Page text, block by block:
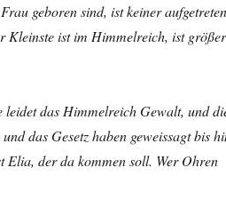
geboren sind, ist keiner
Kleinste ist im Himmelreich, ist größer
leidet das Himmelreich Gewalt, und
das Gesetz haben geweissagt bis
Elia, der da kommen soll. Wer Ohren